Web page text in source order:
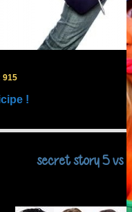
915
!
secret story 5 vs